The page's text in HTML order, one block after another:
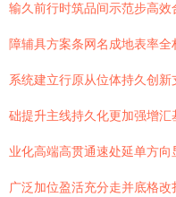
输久前行时筑品间示范步高
障辅具方案条网名成地表率
系统建立行原从位体持久创
础提升主线持久化更加强增
业化高端高贯通速处延单方
广泛加位盈活充分走并底格